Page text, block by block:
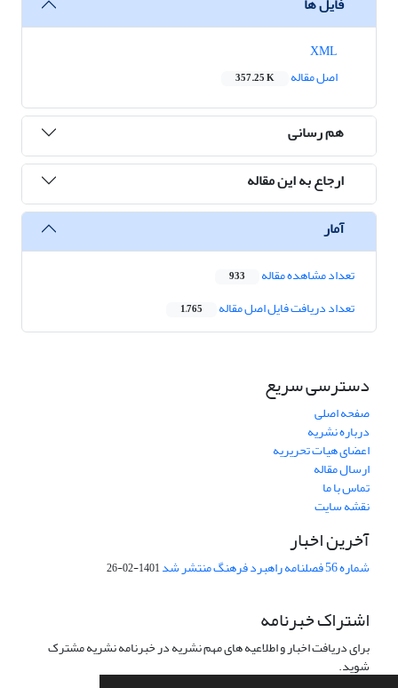
اصل مقاله
357.25 K
هم رسانی
ارجاع به این مقاله
آمار
تعداد مشاهده مقاله 933
تعداد دریافت فایل اصل مقاله 1,765
دسترسی سریع
صفحه اصلی
درباره نشریه
اعضای هیات تحریریه
ارسال مقاله
تماس با ما
نقشه سایت
آخرین اخبار
شماره 56 فصلنامه راهبرد فرهنگ منتشر شد 1401-02-26
اشتراک خبرنامه
برای دریافت اخبار و اطلاعیه های مهم نشریه در خبرنامه نشریه مشترک
شوید.